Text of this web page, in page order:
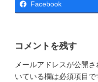
Facebook
コメントを残す
メールアドレスが公開さ
いている欄は必須項目で